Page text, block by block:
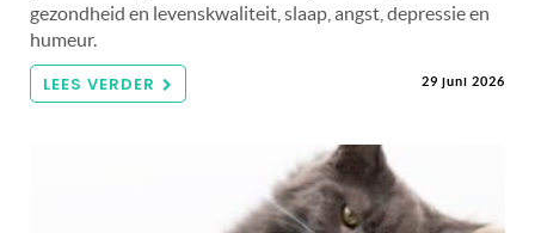
gezondheid en levenskwaliteit, slaap, angst, depressie en
humeur.
LEES VERDER 29 juni 2026